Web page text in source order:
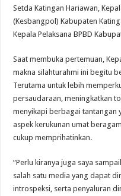
Setda Katingan Hariawan,
(Kesbangpol) Kabupaten
Kepala Pelaksana BPBD
Saat membuka pertemuan,
makna silahturahmi ini begitu
Terutama untuk lebih
persaudaraan, meningkatkan
menyikapi berbagai tantangan
aspek kerukunan umat
cukup memprihatinkan.
“Perlu kiranya juga saya
salah satu media yang dapat
introspeksi, serta penyaluran